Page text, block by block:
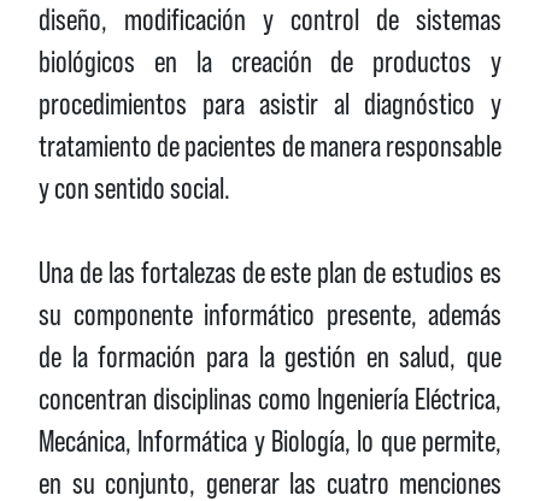
diseño, modificación y control de sistemas
biológicos en la creación de productos y
procedimientos para asistir al diagnóstico y
tratamiento de pacientes de manera responsable
y con sentido social.
Una de las fortalezas de este plan de estudios es
su componente informático presente, además
de la formación para la gestión en salud, que
concentran disciplinas como Ingeniería Eléctrica,
Mecánica, Informática y Biología, lo que permite,
en su conjunto, generar las cuatro menciones